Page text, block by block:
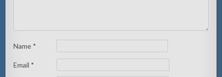
Name *
Email *